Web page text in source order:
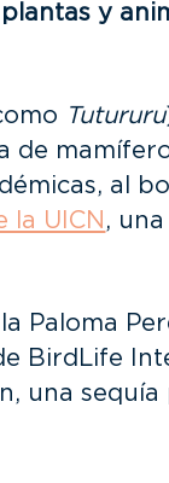
y
Tutururu
de
al
la UICN ,
Paloma
BirdLife
una